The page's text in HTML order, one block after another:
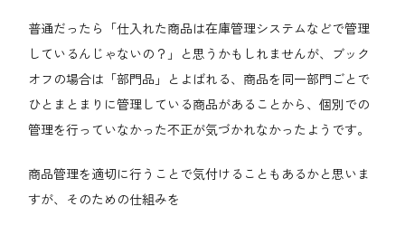
普通だったら「仕入れた商品は在庫管理システムなどで管理
しているんじゃないの？」と思うかもしれませんが、ブック
オフの場合は「部門品」とよばれる、商品を同一部門ごとで
ひとまとまりに管理している商品があることから、個別での
管理を行っていなかった不正が気づかれなかったようです。
商品管理を適切に行うことで気付けることもあるかと思いま
すが、そのための仕組みを